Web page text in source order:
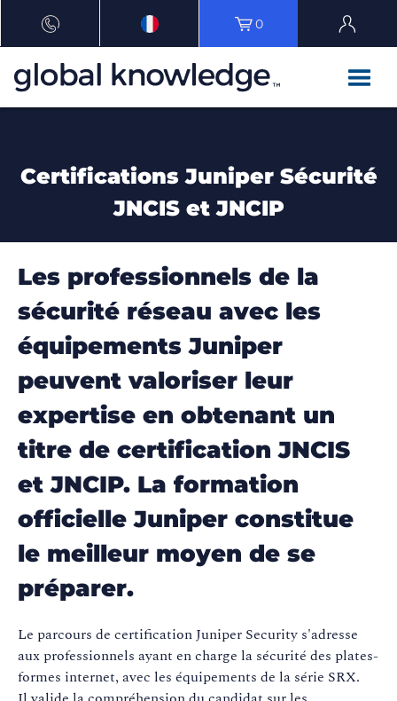
0
Certifications Juniper Sécurité
JNCIS et JNCIP
Les professionnels de la
sécurité réseau avec les
équipements Juniper
peuvent valoriser leur
expertise en obtenant un
titre de certification JNCIS
et JNCIP. La formation
officielle Juniper constitue
le meilleur moyen de se
préparer.
Le parcours de certification Juniper Security s'adresse
aux professionnels ayant en charge la sécurité des plates-
formes internet, avec les équipements de la série SRX.